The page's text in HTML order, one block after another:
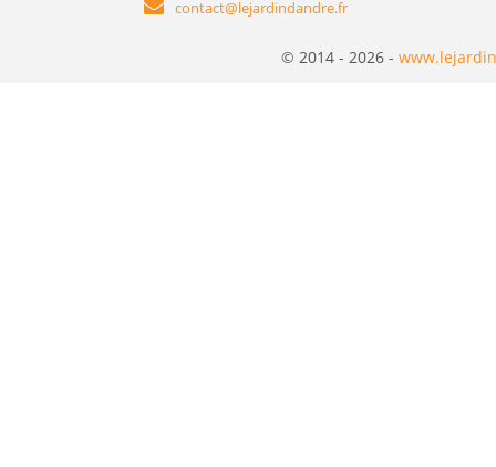
contact@lejardindandre.fr
© 2014 - 2026 -